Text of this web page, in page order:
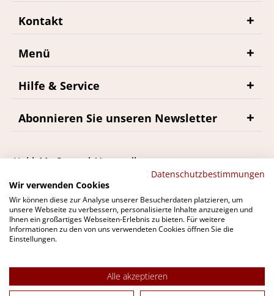
Kontakt
Menü
Hilfe & Service
Abonnieren Sie unseren Newsletter
*inkl. MwSt., zzgl. Versandkosten
Du findest bremerwein.de auch bei
Datenschutzbestimmungen
Wir verwenden Cookies
Wir können diese zur Analyse unserer Besucherdaten platzieren, um
unsere Webseite zu verbessern, personalisierte Inhalte anzuzeigen und
Ihnen ein großartiges Webseiten-Erlebnis zu bieten. Für weitere
Informationen zu den von uns verwendeten Cookies öffnen Sie die
Einstellungen.
Alle akzeptieren